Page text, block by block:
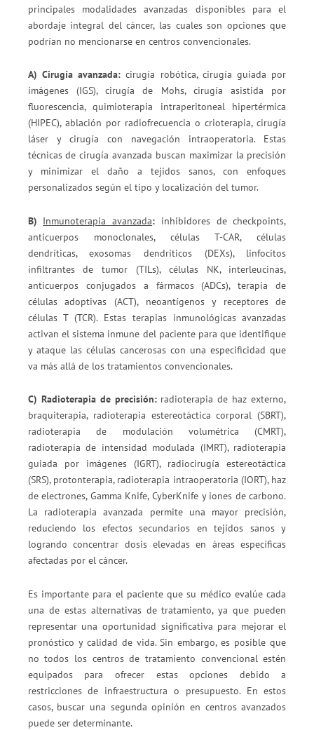
principales modalidades avanzadas disponibles para el
abordaje integral del cáncer, las cuales son opciones que
podrían no mencionarse en centros convencionales.
A) Cirugía avanzada: cirugía robótica, cirugía guiada por
imágenes (IGS), cirugía de Mohs, cirugía asistida por
fluorescencia, quimioterapia intraperitoneal hipertérmica
(HIPEC), ablación por radiofrecuencia o crioterapia, cirugía
láser y cirugía con navegación intraoperatoria. Estas
técnicas de cirugía avanzada buscan maximizar la precisión
y minimizar el daño a tejidos sanos, con enfoques
personalizados según el tipo y localización del tumor.
B) Inmunoterapia avanzada: inhibidores de checkpoints,
anticuerpos monoclonales, células T-CAR, células
dendríticas, exosomas dendríticos (DEXs), linfocitos
infiltrantes de tumor (TILs), células NK, interleucinas,
anticuerpos conjugados a fármacos (ADCs), terapia de
células adoptivas (ACT), neoantígenos y receptores de
células T (TCR). Estas terapias inmunológicas avanzadas
activan el sistema inmune del paciente para que identifique
y ataque las células cancerosas con una especificidad que
va más allá de los tratamientos convencionales.
C) Radioterapia de precisión:radioterapia de haz externo,
braquiterapia, radioterapia estereotáctica corporal (SBRT),
radioterapia de modulación volumétrica (CMRT),
radioterapia de intensidad modulada (IMRT), radioterapia
guiada por imágenes (IGRT), radiocirugía estereotáctica
(SRS), protonterapia, radioterapia intraoperatoria (IORT), haz
de electrones, Gamma Knife, CyberKnife y iones de carbono.
La radioterapia avanzada permite una mayor precisión,
reduciendo los efectos secundarios en tejidos sanos y
logrando concentrar dosis elevadas en áreas específicas
afectadas por el cáncer.
Es importante para el paciente que su médico evalúe cada
una de estas alternativas de tratamiento, ya que pueden
representar una oportunidad significativa para mejorar el
pronóstico y calidad de vida. Sin embargo, es posible que
no todos los centros de tratamiento convencional estén
equipados para ofrecer estas opciones debido a
restricciones de infraestructura o presupuesto. En estos
casos, buscar una segunda opinión en centros avanzados
puede ser determinante.